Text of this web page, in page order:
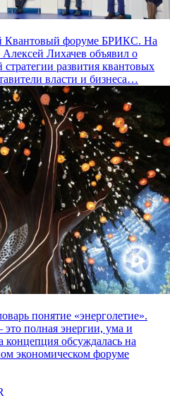
Квантовый форуме БРИКС. На
Лихачев объявил о
развития квантовых
власти и бизнеса…
понятие «энерголетие».
полная энергии, ума и
концепция обсуждалась на
экономическом форуме